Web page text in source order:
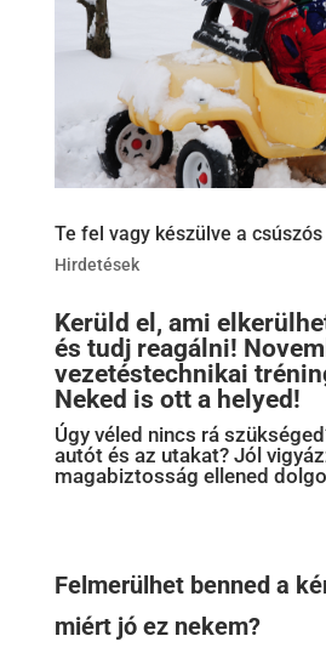
Te fel vagy készülve a
Hirdetések
Kerüld el, ami
és tudj reagálni!
vezetéstechnikai
Neked is ott a helyed!
Úgy véled nincs rá
autót és az utakat? Jól
magabiztosság ellened
Felmerülhet benned a
miért jó ez nekem?